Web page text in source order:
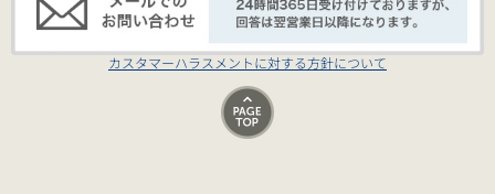
カスタマーハラスメントに対する方針について